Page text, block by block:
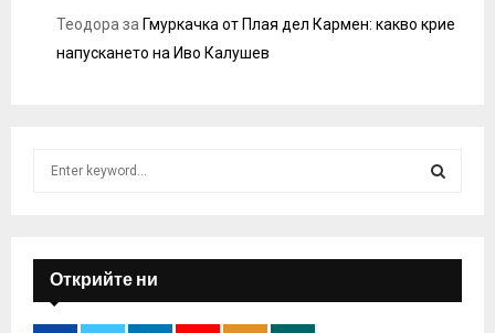
Теодора за Гмуркачка от Плая дел Кармен: какво крие
напускането на Иво Калушев
f
o
E
A
Открийте ни